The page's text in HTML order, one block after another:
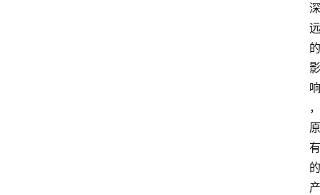
深
远
的
影
响
，
原
有
的
产